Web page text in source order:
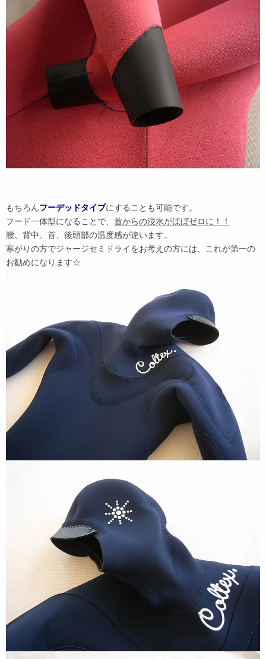
もちろんフーデッドタイプにすることも可能です。
フード一体型になることで、 首からの浸水がほぼゼロに！！
腰、背中、首、後頭部の温度感が違います。
寒がりの方でジャージセミドライをお考えの方には、これが第一の
お勧めになります☆